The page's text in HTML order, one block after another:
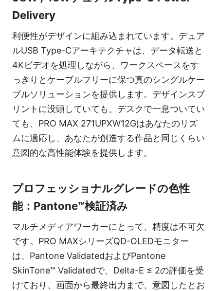
Delivery
利便性がデザインに組み込まれています。デュア
ルUSB Type-Cアーキテクチャは、データ転送と
4Kビデオを処理しながら、ワークスペースをす
っきりとケーブルフリーに保つ真のシングルケー
ブルソリューションを提供します。デザインスプ
リントに没頭していても、デスクで一息ついてい
ても、PRO MAX 271UPXW12Gはあなたのリズ
ムに適応し、あなたが創造する作品と同じくらい
意図的な高性能体験を提供します。
プロフェッショナルグレードの色性
能：Pantone™検証済み
マルチメディアワーカーにとって、精度は不可欠
です。PRO MAXシリーズQD-OLEDモニター
は、Pantone ValidatedおよびPantone
SkinTone™ Validatedで、Delta-E ≤ 2の評価を受
けており、画面から最終出力まで、意図したとお